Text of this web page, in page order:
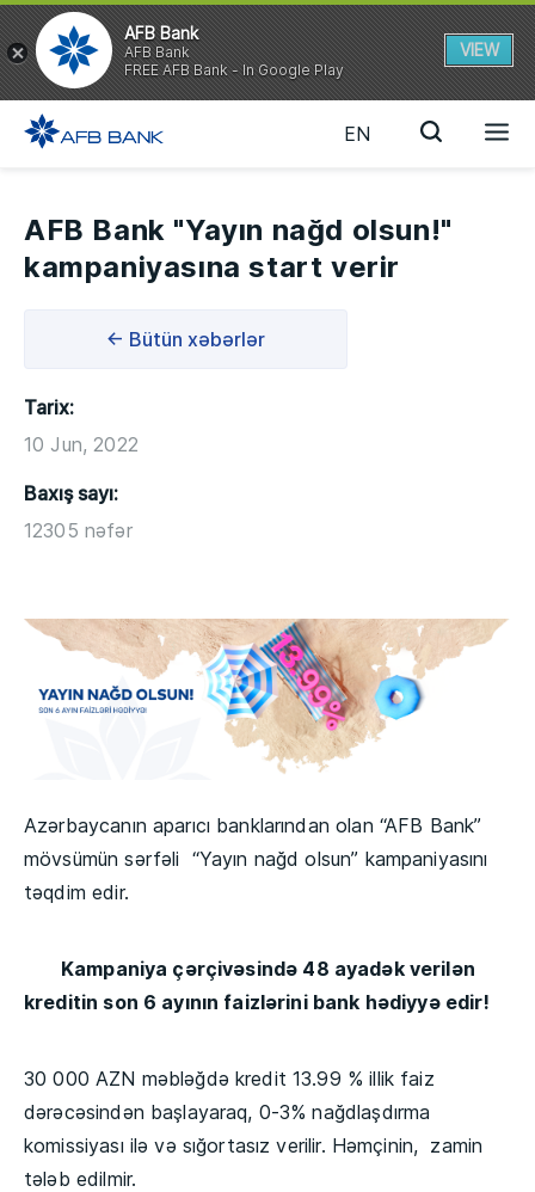
EN
AFB Bank "Yayın nağd olsun!"
kampaniyasına start verir
← Bütün xəbərlər
Tarix:
10 Jun, 2022
Baxış sayı:
12305 nəfər
Azərbaycanın aparıcı banklarından olan “AFB Bank”
mövsümün sərfəli “Yayın nağd olsun” kampaniyasını
təqdim edir.
Kampaniya çərçivəsində 48 ayadək verilən
kreditin son 6 ayının faizlərini bank hədiyyə edir!
30 000 AZN məbləğdə kredit 13.99 % illik faiz
dərəcəsindən başlayaraq, 0-3% nağdlaşdırma
komissiyası ilə və sığortasız verilir. Həmçinin, zamin
tələb edilmir.
AFB Bank
AFB Bank
FREE AFB Bank - In Google Play
VIEW